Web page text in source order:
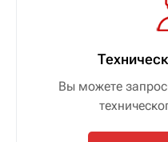
Вы можете